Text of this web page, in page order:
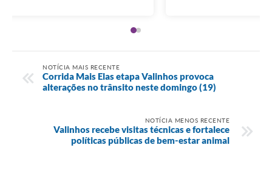
NOTÍCIA MAIS RECENTE
Corrida Mais Elas etapa Valinhos provoca
alterações no trânsito neste domingo (19)
NOTÍCIA MENOS RECENTE
Valinhos recebe visitas técnicas e fortalece
políticas públicas de bem-estar animal